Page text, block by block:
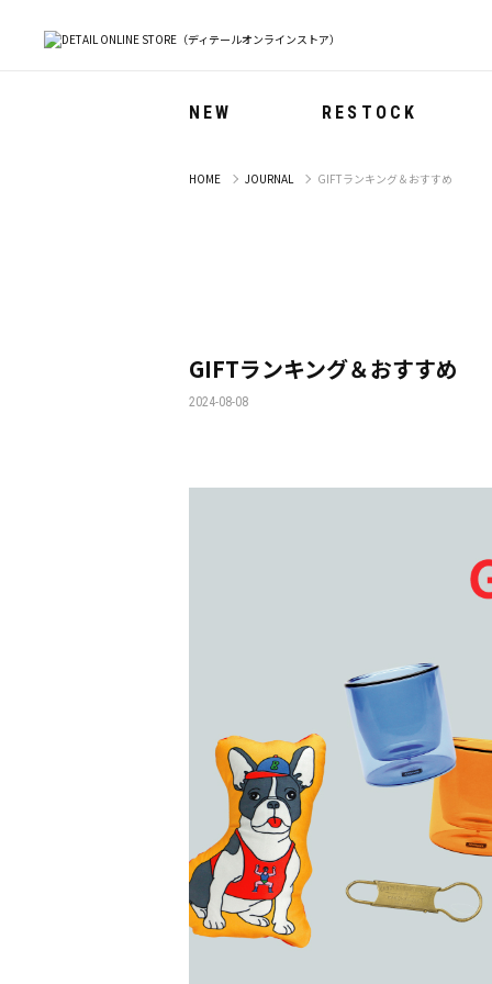
NEW RESTOCK
HOME JOURNAL GIFTランキング＆おすすめ
GIFTランキング＆おすすめ
2024-08-08